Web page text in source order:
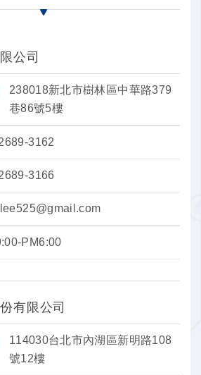
公司
PM6:00
3162
3166
238018新北市樹林區中華路379
巷86號5樓
有限公司
114030台北市內湖區新明路108
號12樓